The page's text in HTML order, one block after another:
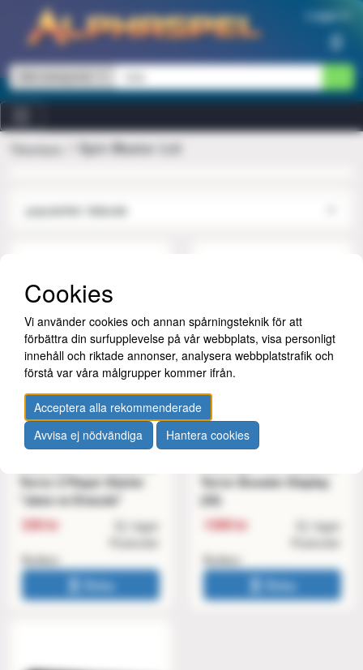
Hoppa till innehåll Logga in
0
Tillverkare Spin Master Ltd
Terror 2 Player Starter
"Jaws vs Dracula"
339 kr Ej i lager
Butiken
Postorder
Boka
Terror Booster Display
(24)
1399 kr Ej i lager
Butiken
Postorder
Boka
Cookies
Vi använder cookies och annan spårningsteknik för att
förbättra din surfupplevelse på vår webbplats, visa personligt
innehåll och riktade annonser, analysera webbplatstrafik och
förstå var våra målgrupper kommer ifrån.
Acceptera alla rekommenderade
Avvisa ej nödvändiga
Hantera cookies